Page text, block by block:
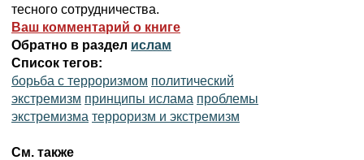
тесного сотрудничества.
Ваш комментарий о книге
Обратно в раздел ислам
Список тегов:
борьба с терроризмом политический
экстремизм принципы ислама проблемы
экстремизма терроризм и экстремизм
См. также